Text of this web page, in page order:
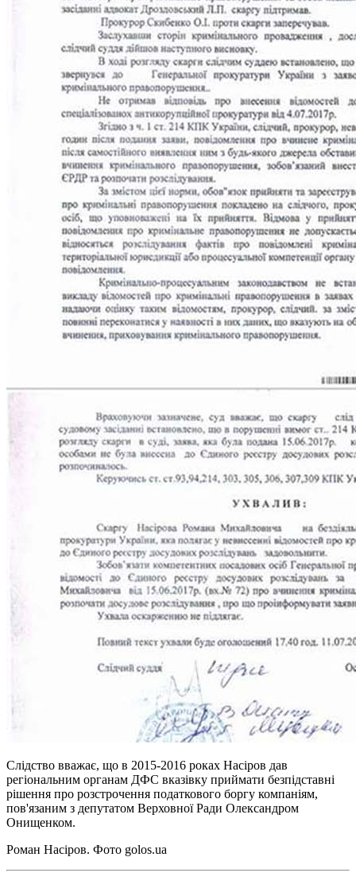
Слідство вважає, що в 2015-2016 роках Насіров дав
регіональним органам ДФС вказівку приймати безпідставні
рішення про розстрочення податкового боргу компаніям,
пов'язаним з депутатом Верховної Ради Олександром
Онищенком.
Роман Насіров. Фото golos.ua